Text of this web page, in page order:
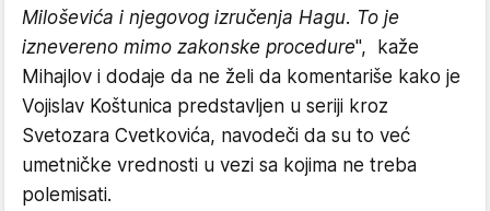
Miloševića i njegovog izručenja Hagu. To je
iznevereno mimo zakonske procedure", kaže
Mihajlov i dodaje da ne želi da komentariše kako je
Vojislav Koštunica predstavljen u seriji kroz
Svetozara Cvetkovića, navodeči da su to već
umetničke vrednosti u vezi sa kojima ne treba
polemisati.